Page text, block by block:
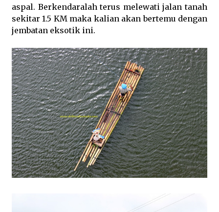
aspal. Berkendaralah terus melewati jalan tanah
sekitar 1.5 KM maka kalian akan bertemu dengan
jembatan eksotik ini.